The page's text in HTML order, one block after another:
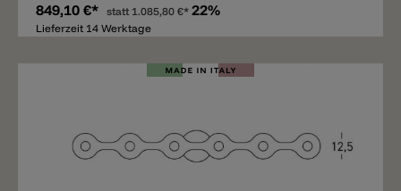
849,10 €* statt 1.085,80 €* 22%
Lieferzeit 14 Werktage